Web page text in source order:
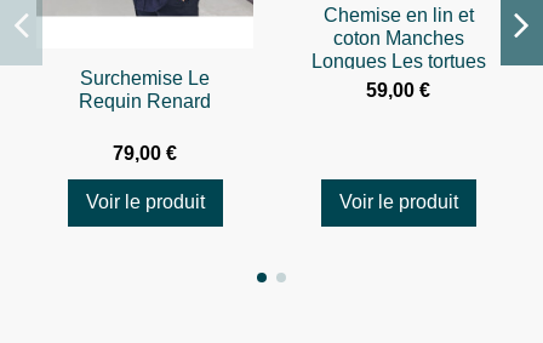
Surchemise Le
Requin Renard
79,00 €
Voir le produit
Chemise en lin et
coton Manches
Longues Les tortues
59,00 €
Voir le produit